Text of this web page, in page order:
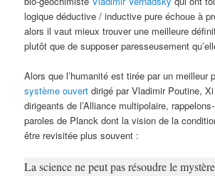
logique déductive / inductive pure échoue à
alors il vaut mieux trouver une meilleure
plutôt que de supposer paresseusement
Alors que l’humanité est tirée par un meilleur
système ouvert dirigé par Vladimir Poutine,
dirigeants de l’Alliance multipolaire,
paroles de Planck dont la vision de la
être revisitée plus souvent :
La science ne peut pas résoudre le